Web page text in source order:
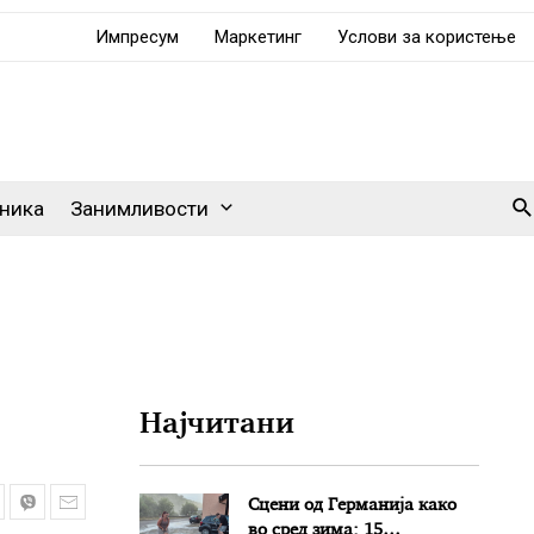
Импресум Маркетинг Услови за користење
Занимливости
Најчитани
Сцени од Германија како
во сред зима: 15